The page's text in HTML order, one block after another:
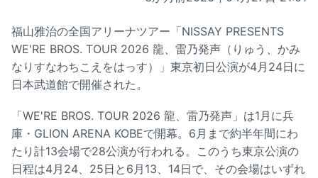
福山雅治の全国アリーナツアー「NISSAY PRESENTS
WE'RE BROS. TOUR 2026 龍、雷乃発声（りゅう、かみ
なりすなわちこえをはっす）」東京初日公演が4月24日に
日本武道館で開催された。
「WE'RE BROS. TOUR 2026 龍、雷乃発声」は1月に兵
庫・GLION ARENA KOBEで開幕。6月まで約半年間にわ
たり計13会場で28公演が行われる。このうち東京公演の
日程は4月24、25日と6月13、14日で、その会場はいずれ